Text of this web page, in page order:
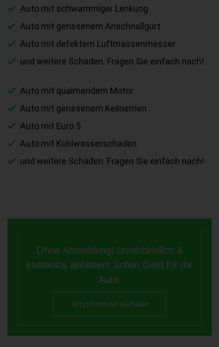
Auto mit schwammiger Lenkung
Auto mit gerissenem Anschnallgurt
Auto mit defektem Luftmassenmesser
und weitere Schäden. Fragen Sie einfach nach!
Auto mit qualmendem Motor
Auto mit gerissenem Keilriemen
Auto mit Euro 5
Auto mit Kühlwasserschaden
und weitere Schäden. Fragen Sie einfach nach!
Ohne Anmeldung! unverbindlich &
kostenlos anbieten! Sofort Geld für Ihr
Auto.
Jetzt Formular ausfüllen